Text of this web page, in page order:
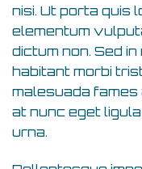
nisi. Ut porta quis
elementum
dictum non. Sed
habitant morbi
malesuada
at nunc eget
urna.